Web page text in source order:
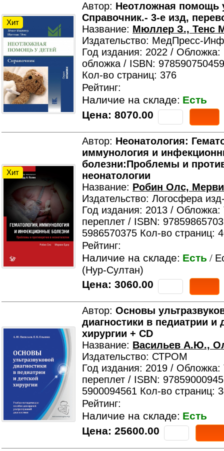
Хит
Автор: Неотложная помощь
Справочник.- 3-е изд,
Название: Мюллер З., Тенс
Издательство: МедПресс-
Год издания: 2022 / Обложка:
обложка / ISBN:
Кол-во страниц: 376
Рейтинг:
Наличие на складе: Есть
Цена: 8070.00
Хит
Автор: Неонатология:
иммунология и
болезни:Проблемы и
неонатологии
Название: Робин Олс,
Издательство: Логосфера
Год издания: 2013 /
переплет / ISBN:
5986570375 Кол-во страниц:
Рейтинг:
Наличие на складе: Есть /
(Нур-Султан)
Цена: 3060.00
Автор: Основы
диагностики в педиатрии и
хирургии + CD
Название: Васильев А.Ю.,
Издательство: СТРОМ
Год издания: 2019 /
переплет / ISBN:
5900094561 Кол-во страниц:
Рейтинг:
Наличие на складе: Есть
Цена: 25600.00